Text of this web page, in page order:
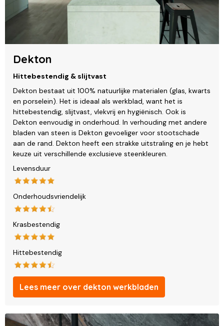
Dekton
Hittebestendig & slijtvast
Dekton bestaat uit 100% natuurlijke materialen (glas, kwarts
en porselein). Het is ideaal als werkblad, want het is
hittebestendig, slijtvast, vlekvrij en hygiënisch. Ook is
Dekton eenvoudig in onderhoud. In verhouding met andere
bladen van steen is Dekton gevoeliger voor stootschade
aan de rand. Dekton heeft een strakke uitstraling en je hebt
keuze uit verschillende exclusieve steenkleuren.
Levensduur
Onderhoudsvriendelijk
Krasbestendig
Hittebestendig
Lees meer over dekton werkbladen